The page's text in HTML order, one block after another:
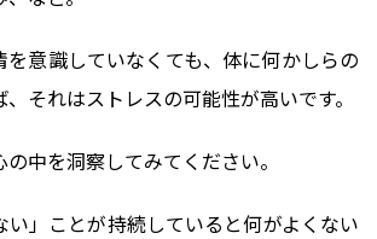
を意識していなくても、体に何かしらの
それはストレスの可能性が高いです。
中を洞察してみてください。
い」ことが持続していると何がよくない